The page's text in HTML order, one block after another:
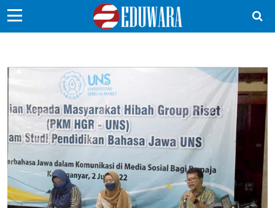
Sekolah Kita
Kampus
Idea
Sains
EduDana